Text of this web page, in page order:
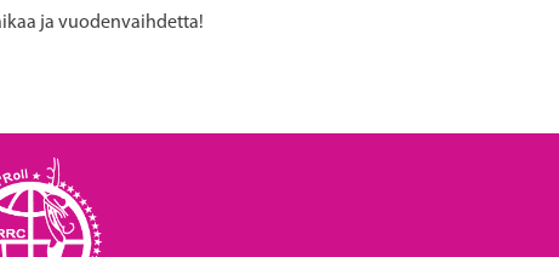
ja vuodenvaihdetta!